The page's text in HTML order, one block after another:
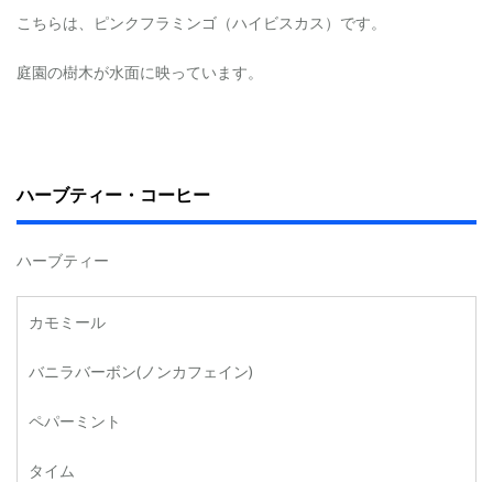
こちらは、ピンクフラミンゴ（ハイビスカス）です。
庭園の樹木が水面に映っています。
ハーブティー・コーヒー
ハーブティー
カモミール
バニラバーボン(ノンカフェイン)
ペパーミント
タイム